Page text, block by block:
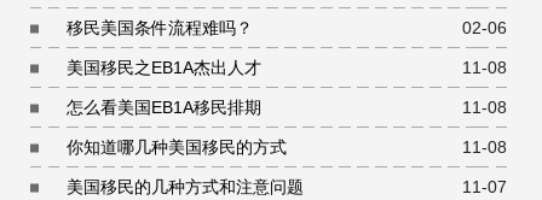
02-06
移民美国条件流程难吗？
11-08
美国移民之EB1A杰出人才
11-08
怎么看美国EB1A移民排期
11-08
你知道哪几种美国移民的方式
11-07
美国移民的几种方式和注意问题